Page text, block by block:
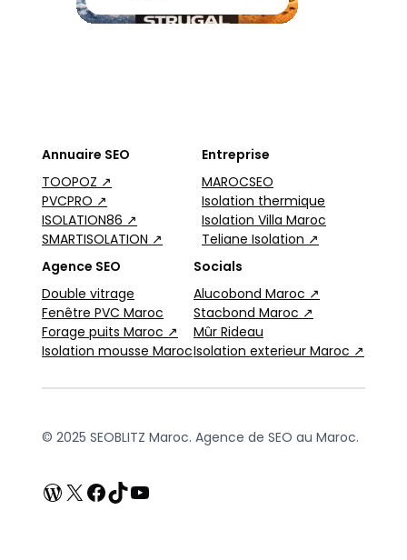
Annuaire SEO
TOOPOZ ↗
PVCPRO ↗
ISOLATION86 ↗
SMARTISOLATION ↗
Entreprise
MAROCSEO
Isolation thermique
Isolation Villa Maroc
Teliane Isolation ↗
Agence SEO
Double vitrage
Fenêtre PVC Maroc
Forage puits Maroc ↗
Isolation mousse Maroc
Socials
Alucobond Maroc ↗
Stacbond Maroc ↗
Mûr Rideau
Isolation exterieur Maroc ↗
© 2025 SEOBLITZ Maroc. Agence de SEO au Maroc.
WordPress
X Facebook
TikTokYouTube